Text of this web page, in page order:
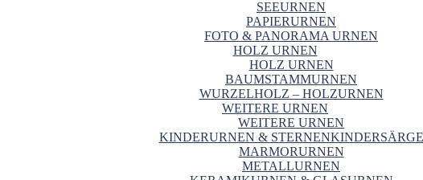
SEEURNEN
PAPIERURNEN
FOTO & PANORAMA URNEN
HOLZ URNEN
HOLZ URNEN
BAUMSTAMMURNEN
WURZELHOLZ – HOLZURNEN
WEITERE URNEN
WEITERE URNEN
KINDERURNEN & STERNENKINDERSÄRGE
MARMORURNEN
METALLURNEN